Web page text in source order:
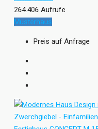
264.406 Aufrufe
Musterhaus
Preis auf Anfrage